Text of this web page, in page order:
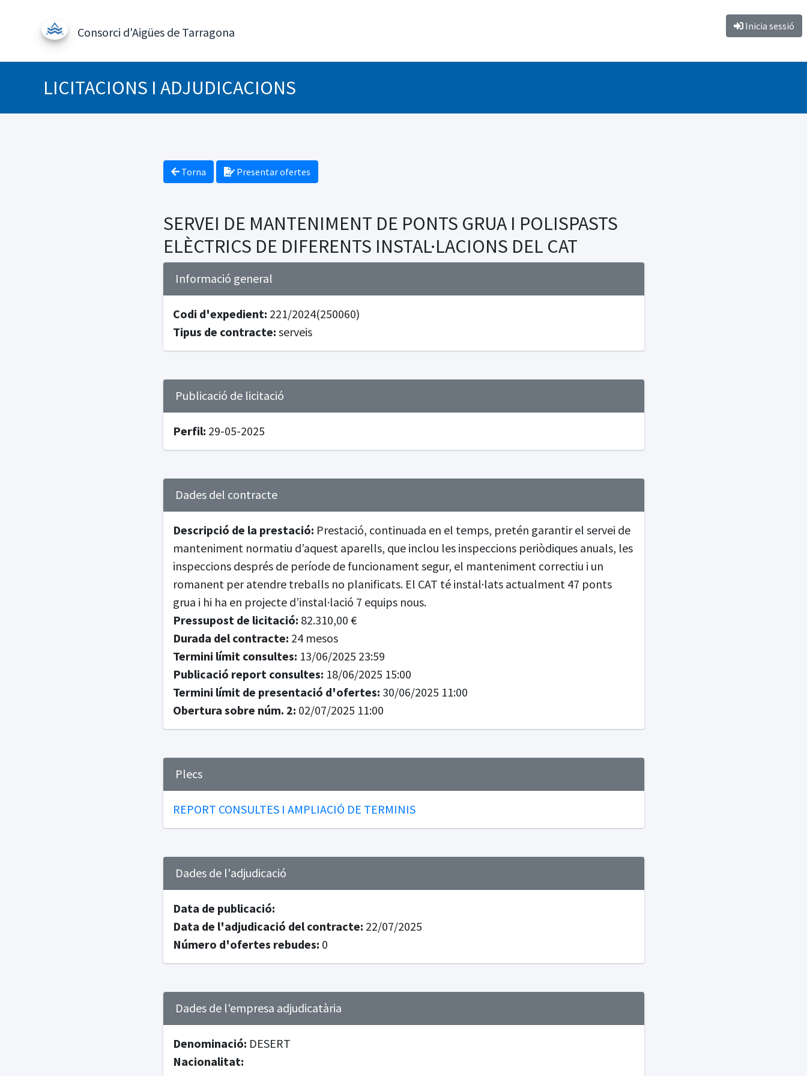
Consorci d'Aigües de Tarragona Inicia sessió
LICITACIONS I ADJUDICACIONS
Torna Presentar ofertes
SERVEI DE MANTENIMENT DE PONTS GRUA I POLISPASTS
ELÈCTRICS DE DIFERENTS INSTAL·LACIONS DEL CAT
Informació general
Codi d'expedient: 221/2024(250060)
Tipus de contracte: serveis
Publicació de licitació
Perfil: 29-05-2025
Dades del contracte
Descripció de la prestació: Prestació, continuada en el temps, pretén garantir el servei de
manteniment normatiu d’aquest aparells, que inclou les inspeccions periòdiques anuals, les
inspeccions després de període de funcionament segur, el manteniment correctiu i un
romanent per atendre treballs no planificats. El CAT té instal·lats actualment 47 ponts
grua i hi ha en projecte d’instal·lació 7 equips nous.
Pressupost de licitació: 82.310,00 €
Durada del contracte: 24 mesos
Termini límit consultes: 13/06/2025 23:59
Publicació report consultes: 18/06/2025 15:00
Termini límit de presentació d'ofertes: 30/06/2025 11:00
Obertura sobre núm. 2: 02/07/2025 11:00
Plecs
REPORT CONSULTES I AMPLIACIÓ DE TERMINIS
Dades de l'adjudicació
Data de publicació:
Data de l'adjudicació del contracte: 22/07/2025
Número d'ofertes rebudes: 0
Dades de l'empresa adjudicatària
Denominació: DESERT
Nacionalitat: